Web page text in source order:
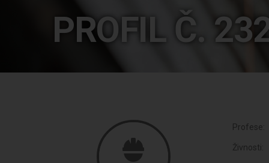
PROFIL Č.
Profese:
Živnosti: